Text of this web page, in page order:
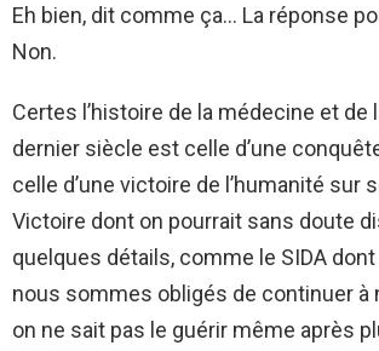
Eh bien, dit comme ça… La réponse
Non.
Certes l’histoire de la médecine et de
dernier siècle est celle d’une
celle d’une victoire de l’humanité sur
Victoire dont on pourrait sans doute
quelques détails, comme le SIDA
nous sommes obligés de continuer à
on ne sait pas le guérir même après